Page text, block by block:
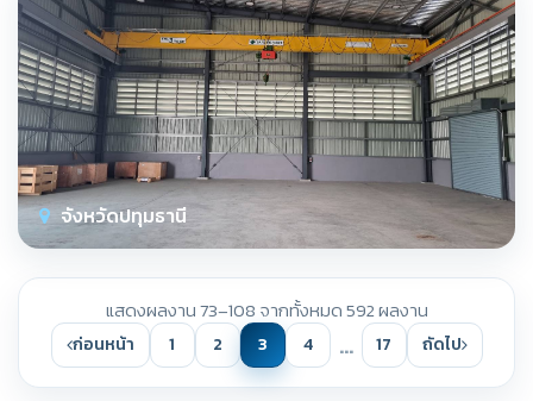
จังหวัดปทุมธานี
แสดงผลงาน 73–108 จากทั้งหมด 592 ผลงาน
ก่อนหน้า 1 2 3 4 … 17 ถัดไป